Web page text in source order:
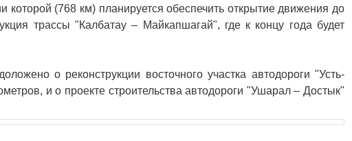
(768 км) планируется обеспечить открытие движения до
трассы "Калбатау – Майкапшагай", где к концу года будет
о реконструкции восточного участка автодороги "Усть-
и о проекте строительства автодороги "Ушарал – Достык"